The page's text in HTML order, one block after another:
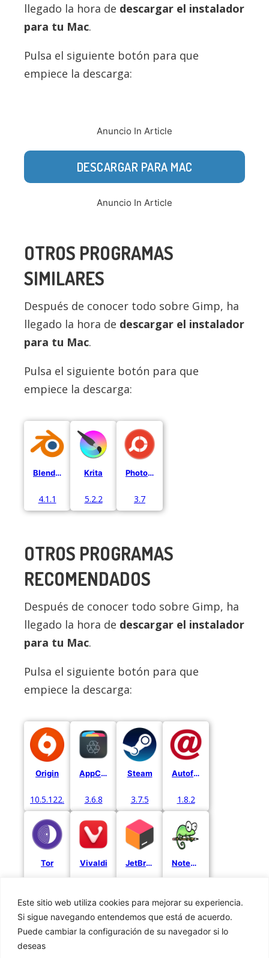
Este sitio web utiliza cookies para mejorar su experiencia.
Si sigue navegando entendemos que está de acuerdo.
Puede cambiar la configuración de su navegador si lo
deseas
llegado la hora de descargar el instalador
para tu Mac.
Pulsa el siguiente botón para que
empiece la descarga:
Anuncio In Article
DESCARGAR PARA MAC
Anuncio In Article
OTROS PROGRAMAS
SIMILARES
Después de conocer todo sobre Gimp, ha
llegado la hora de descargar el instalador
para tu Mac.
Pulsa el siguiente botón para que
empiece la descarga:
Blender
4.1.1
Krita
5.2.2
PhotoScape X
3.7
OTROS PROGRAMAS
RECOMENDADOS
Después de conocer todo sobre Gimp, ha
llegado la hora de descargar el instalador
para tu Mac.
Pulsa el siguiente botón para que
empiece la descarga:
Origin
10.5.122.52971
AppCleaner
3.6.8
Steam
3.7.5
Autofirma
1.8.2
Tor Vivaldi JetBrains Notepad++